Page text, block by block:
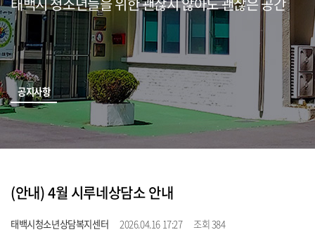
공지사항
(안내) 4월 시루네상담소 안내
태백시청소년상담복지센터 2026.04.16 17:27 조회 384